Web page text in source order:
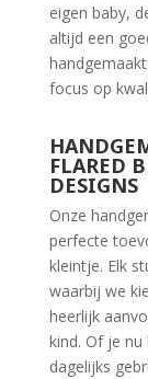
eigen baby,
altijd een
focus op
FLARED
DESIGNS
Onze
perfecte
kleintje. Elk
waarbij we
heerlijk
kind. Of je
dagelijks